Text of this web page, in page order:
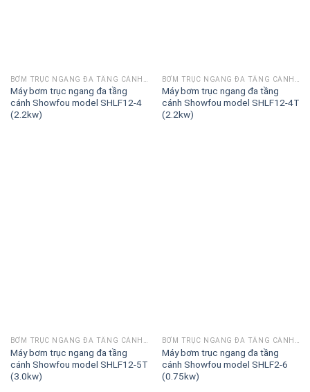
Máy bơm trục ngang đa tầng
cánh Showfou model SHLF12-4
(2.2kw)
Máy bơm trục ngang đa tầng
cánh Showfou model SHLF12-4T
(2.2kw)
Máy bơm trục ngang đa tầng
cánh Showfou model SHLF12-5T
(3.0kw)
Máy bơm trục ngang đa tầng
cánh Showfou model SHLF2-6
(0.75kw)